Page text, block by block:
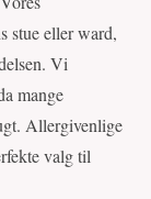
stue eller ward,
Vi
mange
Allergivenlige
valg til